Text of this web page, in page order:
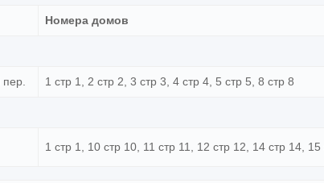
Номера домов
1 стр 1, 2 стр 2, 3 стр 3, 4 стр 4, 5 стр 5, 8 стр 8
1 стр 1, 10 стр 10, 11 стр 11, 12 стр 12, 14 стр 14,